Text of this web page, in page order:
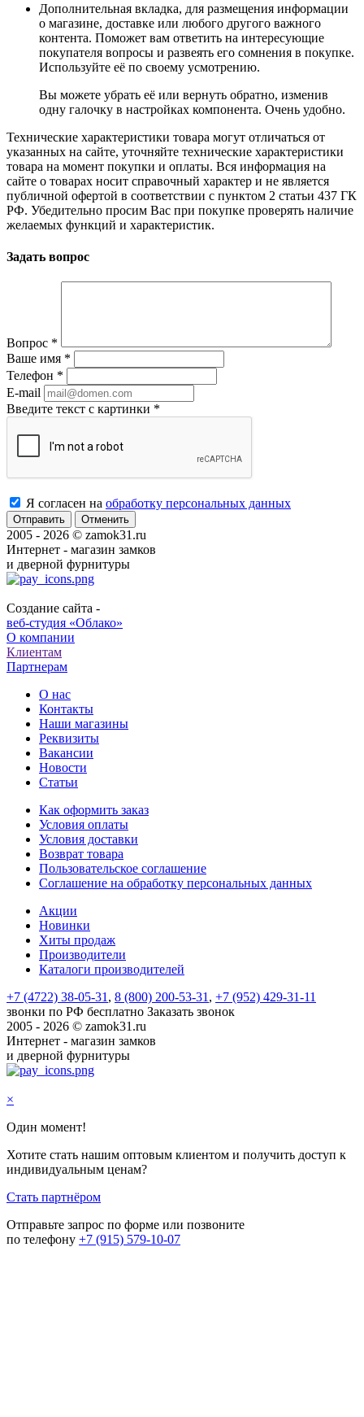
Дополнительная вкладка, для размещения информации
о магазине, доставке или любого другого важного
контента. Поможет вам ответить на интересующие
покупателя вопросы и развеять его сомнения в покупке.
Используйте её по своему усмотрению.
Вы можете убрать её или вернуть обратно, изменив
одну галочку в настройках компонента. Очень удобно.
Технические характеристики товара могут отличаться от
указанных на сайте, уточняйте технические характеристики
товара на момент покупки и оплаты. Вся информация на
сайте о товарах носит справочный характер и не является
публичной офертой в соответствии с пунктом 2 статьи 437 ГК
РФ. Убедительно просим Вас при покупке проверять наличие
желаемых функций и характеристик.
Задать вопрос
Вопрос *
Ваше имя *
Телефон *
E-mail
Введите текст с картинки *
Я согласен на обработку персональных данных
Отменить
2005 - 2026 © zamok31.ru
Интернет - магазин замков
и дверной фурнитуры
Создание сайта -
веб-студия «Облако»
О компании
Клиентам
Партнерам
О нас
Контакты
Наши магазины
Реквизиты
Вакансии
Новости
Статьи
Как оформить заказ
Условия оплаты
Условия доставки
Возврат товара
Пользовательское соглашение
Соглашение на обработку персональных данных
Акции
Новинки
Хиты продаж
Производители
Каталоги производителей
+7 (4722) 38-05-31, 8 (800) 200-53-31, +7 (952) 429-31-11
звонки по РФ бесплатно Заказать звонок
2005 - 2026 © zamok31.ru
Интернет - магазин замков
и дверной фурнитуры
×
Один момент!
Хотите стать нашим оптовым клиентом и получить доступ к
индивидуальным ценам?
Стать партнёром
Отправьте запрос по форме или позвоните
по телефону +7 (915) 579-10-07